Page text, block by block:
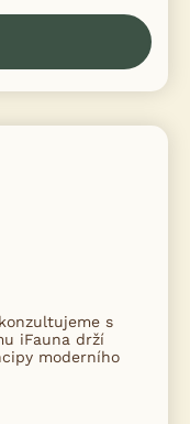
s
iFauna drží
moderního